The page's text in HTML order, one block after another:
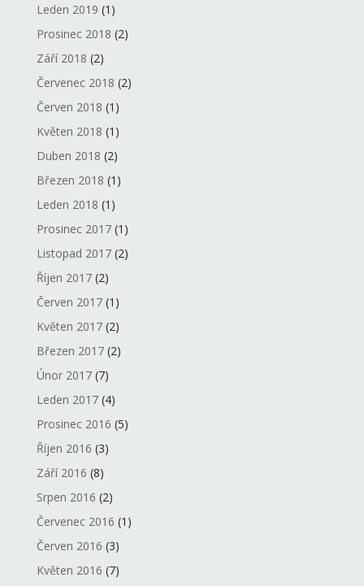
Leden 2019 (1)
Prosinec 2018 (2)
Září 2018 (2)
Červenec 2018 (2)
Červen 2018 (1)
Květen 2018 (1)
Duben 2018 (2)
Březen 2018 (1)
Leden 2018 (1)
Prosinec 2017(1)
Listopad 2017(2)
Říjen 2017(2)
Červen 2017(1)
Květen 2017(2)
Březen 2017(2)
Únor 2017(7)
Leden 2017(4)
Prosinec 2016 (5)
Říjen 2016 (3)
Září 2016 (8)
Srpen 2016 (2)
Červenec 2016 (1)
Červen 2016 (3)
Květen 2016 (7)